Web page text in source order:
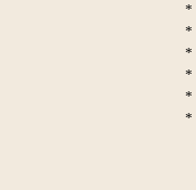
*
*
*
*
*
*